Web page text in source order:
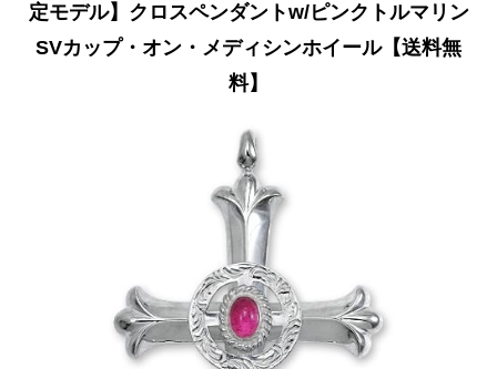
定モデル】クロスペンダントw/ピンクトルマリン
SVカップ・オン・メディシンホイール【送料無
料】